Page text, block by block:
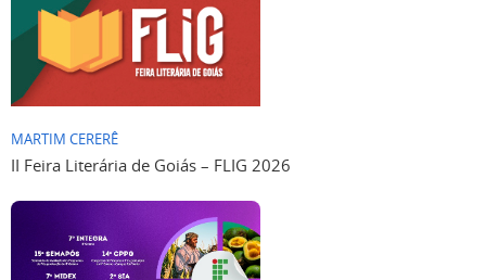
MARTIM CERERÊ
II Feira Literária de Goiás – FLIG 2026